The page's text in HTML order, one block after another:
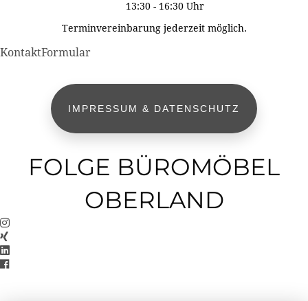
13:30 - 16:30 Uhr
Terminvereinbarung jederzeit möglich.
KontaktFormular
IMPRESSUM & DATENSCHUTZ
FOLGE BÜROMÖBEL
OBERLAND